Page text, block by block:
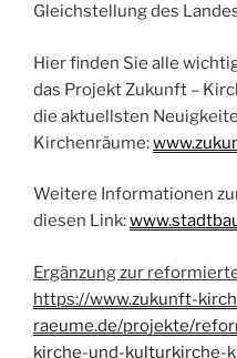
Gleichstellung des
Hier finden Sie alle
das Projekt Zukunft –
die aktuellsten
Kirchenräume:
Weitere Informationen
diesen Link:
Ergänzung zur
https://www.zukunft-
raeume.de/projekte/
kirche-und-kulturkirche-